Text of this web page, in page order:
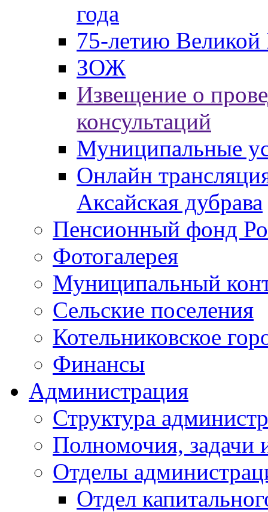
года
75-летию
ЗОЖ
Извещение о
консультаций
Муниципальные
Онлайн
Аксайская дубрава
Пенсионный фонд
Фотогалерея
Муниципальный
Сельские поселения
Котельниковское
Финансы
Администрация
Структура
Полномочия, задачи
Отделы
Отдел